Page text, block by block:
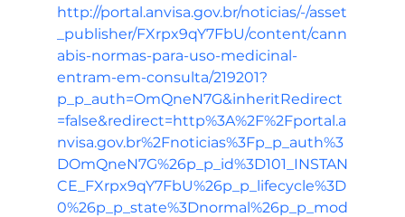
http://portal.anvisa.gov.br/noticias/-/asset
_publisher/FXrpx9qY7FbU/content/cann
abis-normas-para-uso-medicinal-
entram-em-consulta/219201?
p_p_auth=OmQneN7G&inheritRedirect
=false&redirect=http%3A%2F%2Fportal.a
nvisa.gov.br%2Fnoticias%3Fp_p_auth%3
DOmQneN7G%26p_p_id%3D101_INSTAN
CE_FXrpx9qY7FbU%26p_p_lifecycle%3D
0%26p_p_state%3Dnormal%26p_p_mod